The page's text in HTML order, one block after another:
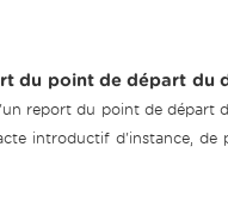
du point de départ du
report du point de départ
introductif d'instance,